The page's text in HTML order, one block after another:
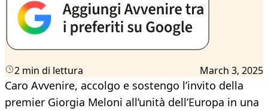
2 min di lettura March 3, 2025
Caro Avvenire, accolgo e sostengo l’invito della
premier Giorgia Meloni all’unità dell’Europa in una